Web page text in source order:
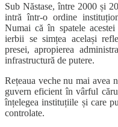
Sub Năstase, între 2000 și
intră într-o ordine
Numai că în spatele
ierbii se simțea același
presei, apropierea
infrastructură de putere.
Rețeaua veche nu mai avea
guvern eficient în vârful
înțelegea instituțiile și care
controlate.